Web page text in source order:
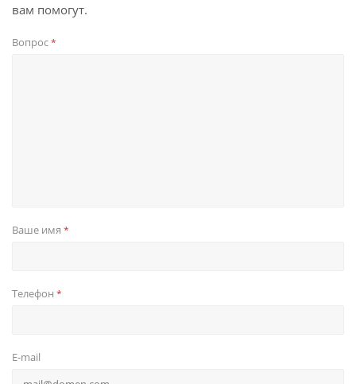
вам помогут.
Вопрос*
Ваше имя *
Телефон *
E-mail